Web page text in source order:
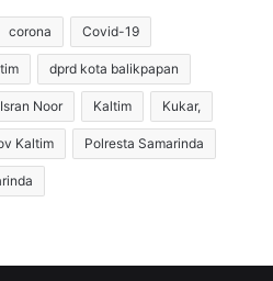
u
n
t
u
k
:
corona Covid-19
dprd kota balikpapan
Isran Noor Kaltim Kukar,
Kaltim Polresta Samarinda